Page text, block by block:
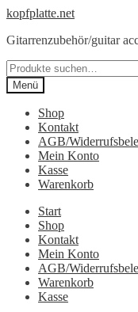
Zur
springen
Springe
Inhalt
kopfplatte.net
Gitarrenzubehör/guitar
Suche
nach:
Menü
Shop
Kontakt
AGB/
Mein Konto
Kasse
Warenkorb
Start
Shop
Kontakt
Mein Konto
AGB/
Warenkorb
Kasse